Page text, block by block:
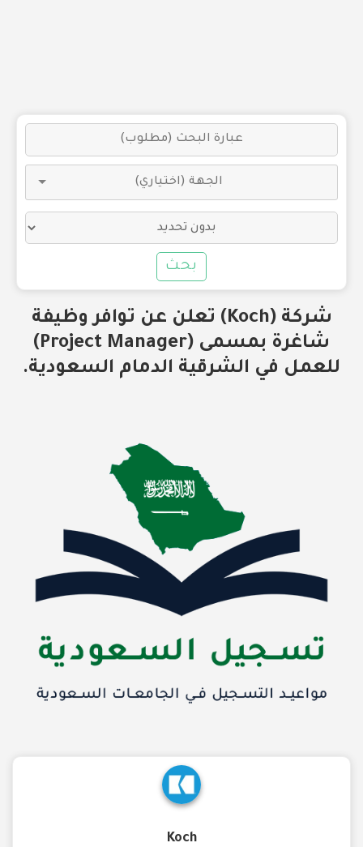
بحث
شركة (Koch) تعلن عن توافر وظيفة
شاغرة بمسمى (Project Manager)
للعمل في الشرقية الدمام السعودية.
Koch